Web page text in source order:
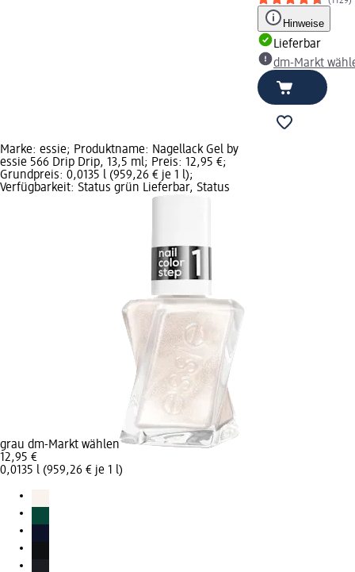
Hinweise
Lieferbar
dm-Markt
Marke: essie; Produktname: Nagellack Gel by
essie 566 Drip Drip, 13,5 ml; Preis: 12,95 €;
Grundpreis: 0,0135 l (959,26 € je 1 l);
Verfügbarkeit: Status grün Lieferbar, Status
grau dm-Markt wählen
12,95 €
0,0135 l (959,26 € je 1 l)